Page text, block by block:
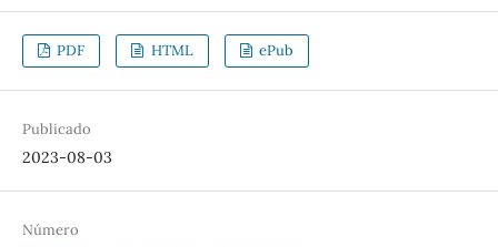
PDF HTML ePub
Publicado
2023-08-03
Número